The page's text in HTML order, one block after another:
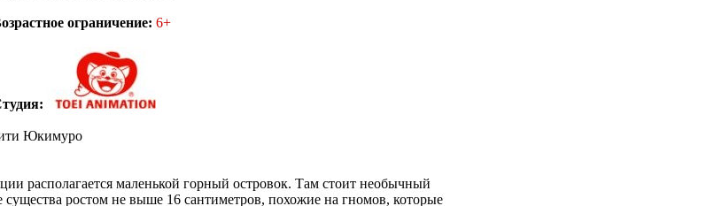
ограничение: 6+
Юкимуро
располагается маленькой горный островок. Там стоит необычный
существа ростом не выше 16 сантиметров, похожие на гномов, которые